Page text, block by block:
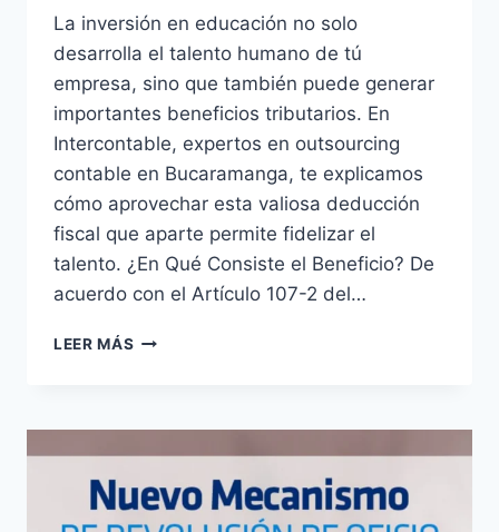
La inversión en educación no solo
desarrolla el talento humano de tú
empresa, sino que también puede generar
importantes beneficios tributarios. En
Intercontable, expertos en outsourcing
contable en Bucaramanga, te explicamos
cómo aprovechar esta valiosa deducción
fiscal que aparte permite fidelizar el
talento. ¿En Qué Consiste el Beneficio? De
acuerdo con el Artículo 107-2 del…
LEER MÁS BENEFICIO
DE
EMPLEADOS:
DEDUCCIÓN
QUE
IMPULSA